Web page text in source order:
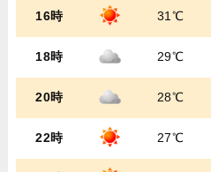
16時 31℃
18時 29℃
20時 28℃
22時 27℃